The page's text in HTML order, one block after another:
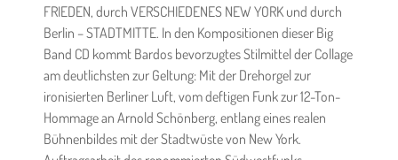
FRIEDEN, durch VERSCHIEDENES NEW YORK und durch
Berlin – STADTMITTE. In den Kompositionen dieser Big
Band CD kommt Bardos bevorzugtes Stilmittel der Collage
am deutlichsten zur Geltung: Mit der Drehorgel zur
ironisierten Berliner Luft, vom deftigen Funk zur 12-Ton-
Hommage an Arnold Schönberg, entlang eines realen
Bühnenbildes mit der Stadtwüste von New York.